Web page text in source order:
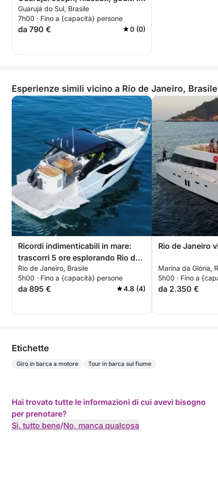
mare
Guarujá do Sul, Brasile
7h00 · Fino a {capacità} persone
da 790 € 0 (0)
Esperienze simili vicino a Rio de Janeiro, Brasile
Ricordi indimenticabili in mare:
trascorri 5 ore esplorando Rio de
Janeiro
Rio de Janeiro, Brasile
5h00 · Fino a {capacità} persone
da 895 € 4.8 (4)
Rio de Janeiro
Marina da Glória,
5h00 · Fino a
da 2.350 €
Etichette
Giro in barca a motore Tour in barca sul fiume
Hai trovato tutte le informazioni di cui avevi bisogno
per prenotare?
Sì, tutto bene/No, manca qualcosa